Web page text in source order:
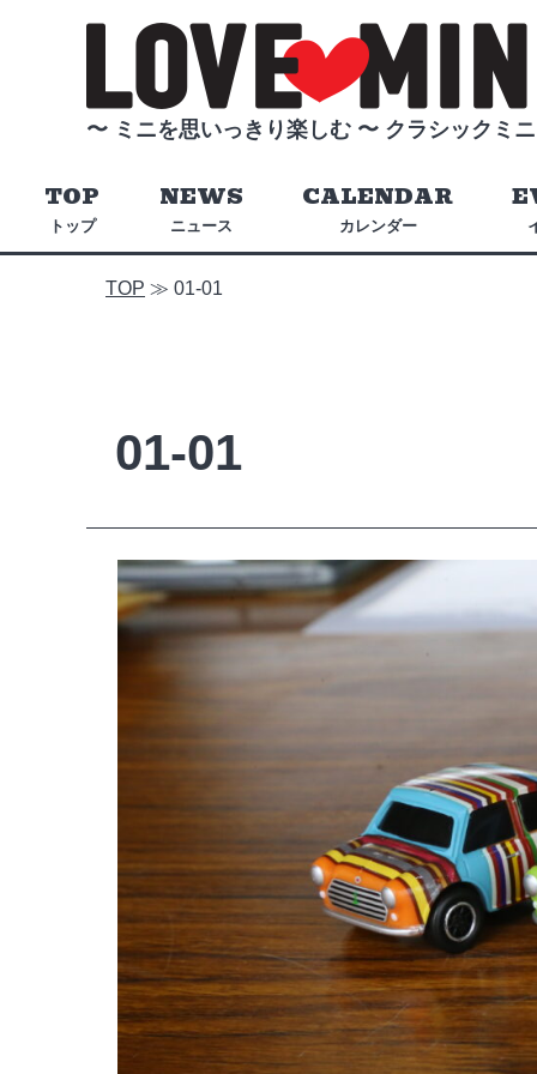
〜 ミニを思いっきり楽しむ 〜 クラシックミ
トップ
TOP
ニュース
NEWS
カレンダー
CALENDAR
TOP ≫ 01-01
01-01